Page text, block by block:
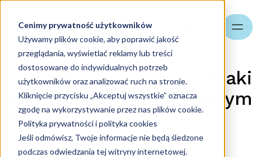
Cenimy prywatność użytkowników
Używamy plików cookie, aby poprawić jakość
przeglądania, wyświetlać reklamy lub treści
dostosowane do indywidualnych potrzeb
użytkowników oraz analizować ruch na stronie.
Kliknięcie przycisku „Akceptuj wszystkie” oznacza
zgodę na wykorzystywanie przez nas plików cookie.
Polityka prywatności i polityka cookies
Jeśli odmówisz, Twoje informacje nie będą śledzone
podczas odwiedzania tej witryny internetowej.
Case Study - Zobacz w jaki
sposób pomagamy naszym
Klientom
Strona główna